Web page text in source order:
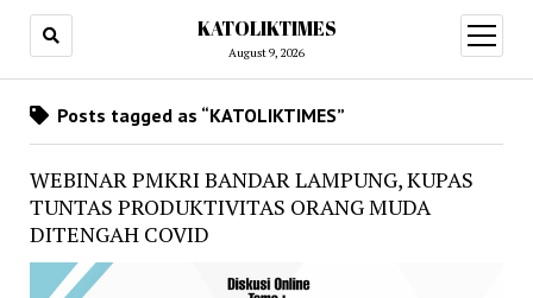
KATOLIKTIMES
August 9, 2026
open
menu
Posts tagged as “KATOLIKTIMES”
WEBINAR PMKRI BANDAR LAMPUNG, KUPAS
TUNTAS PRODUKTIVITAS ORANG MUDA
DITENGAH COVID